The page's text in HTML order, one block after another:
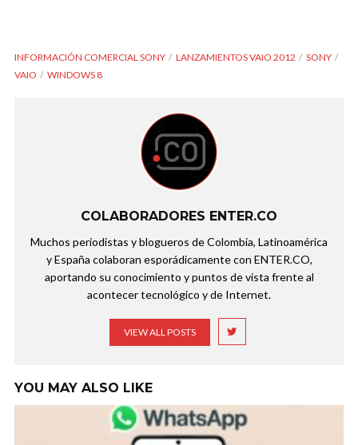
INFORMACIÓN COMERCIAL SONY LANZAMIENTOS VAIO 2012
SONY
VAIO
WINDOWS 8
COLABORADORES ENTER.CO
Muchos periodistas y blogueros de Colombia, Latinoamérica
y España colaboran esporádicamente con ENTER.CO,
aportando su conocimiento y puntos de vista frente al
acontecer tecnológico y de Internet.
VIEW ALL POSTS
YOU MAY ALSO LIKE